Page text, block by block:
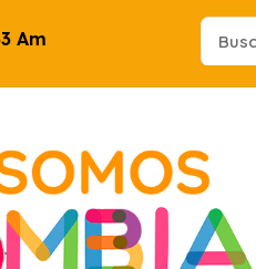
Am
Search
...